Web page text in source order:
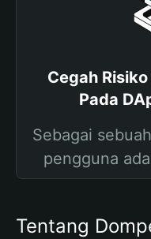
Cegah
Pada
Sebagai
pengguna
Tentang